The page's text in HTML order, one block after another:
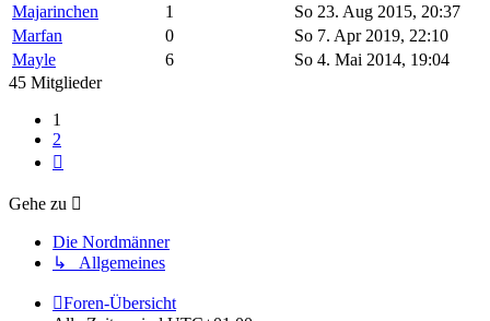
Majarinchen
1
So 23. Aug 2015, 20:37
Marfan
0
So 7. Apr 2019, 22:10
Mayle
6
So 4. Mai 2014, 19:04
45 Mitglieder
1
2
Gehe zu
Die Nordmänner
↳ Allgemeines
Foren-Übersicht